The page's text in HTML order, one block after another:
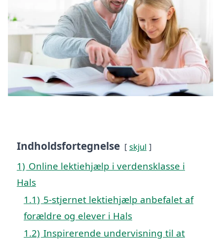
Indholdsfortegnelse skjul
1) Online lektiehjælp i verdensklasse i
Hals
1.1) 5-stjernet lektiehjælp anbefalet af
forældre og elever i Hals
1.2) Inspirerende undervisning til at